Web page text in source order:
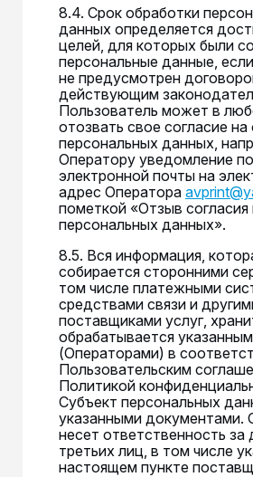
8.4. Срок обработки
данных определяется
целей, для которых были
персональные данные,
не предусмотрен
действующим
Пользователь может в
отозвать свое согласие
персональных данных,
Оператору уведомление
электронной почты на
адрес Оператора
пометкой «Отзыв согласия
персональных данных».
8.5. Вся информация,
собирается сторонними
том числе платежными
средствами связи и
поставщиками услуг,
обрабатывается
(Операторами) в
Пользовательским
Политикой
Субъект персональных
указанными документами.
несет ответственность за
третьих лиц, в том числе
настоящем пункте